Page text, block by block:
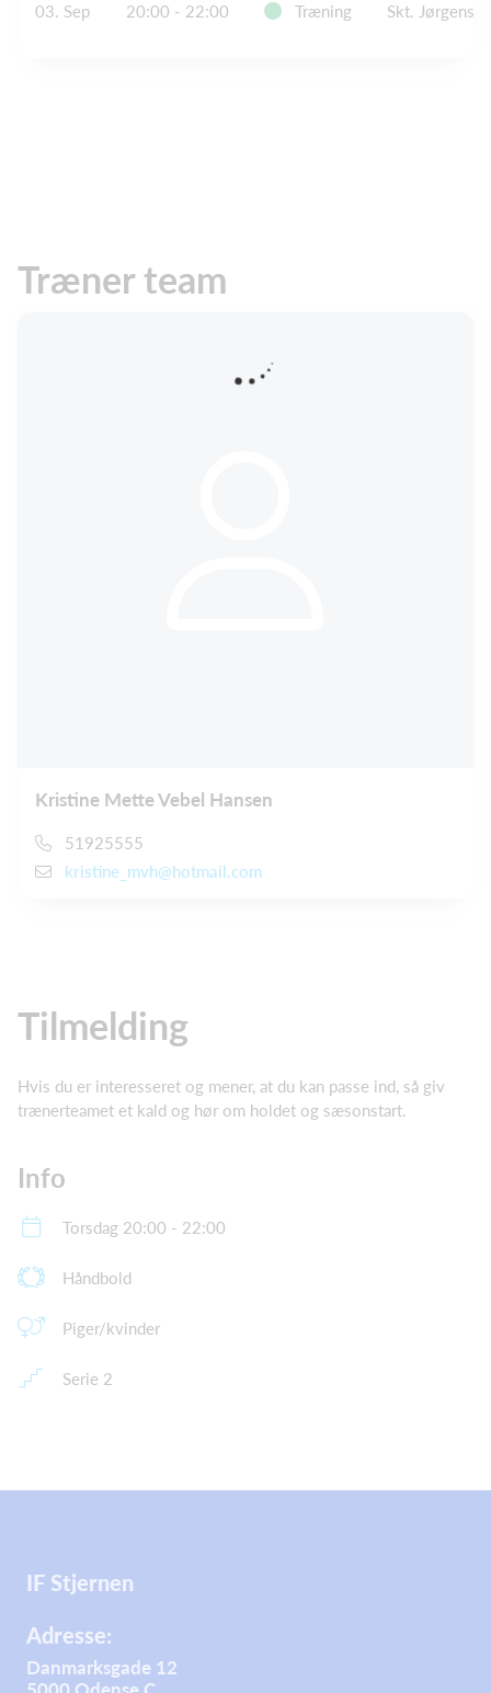
03. Sep 20:00 - 22:00 Træning Skt. Jørgens
Træner team
Kristine Mette Vebel Hansen
51925555
kristine_mvh@hotmail.com
Tilmelding
Hvis du er interesseret og mener, at du kan passe ind, så giv
trænerteamet et kald og hør om holdet og sæsonstart.
Info
Torsdag 20:00 - 22:00
Håndbold
Piger/kvinder
Serie 2
IF Stjernen
Adresse:
Danmarksgade 12